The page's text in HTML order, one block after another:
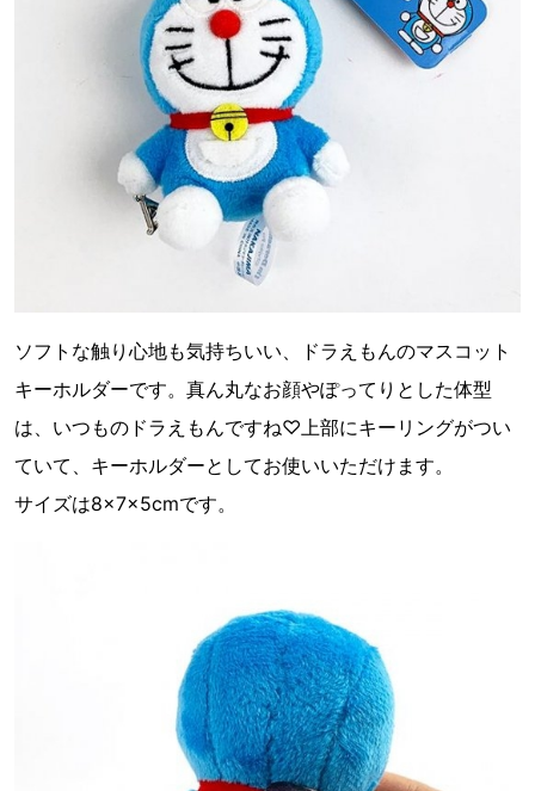
ソフトな触り心地も気持ちいい、ドラえもんのマスコット
キーホルダーです。真ん丸なお顔やぽってりとした体型
は、いつものドラえもんですね♡上部にキーリングがつい
ていて、キーホルダーとしてお使いいただけます。
サイズは8×7×5cmです。